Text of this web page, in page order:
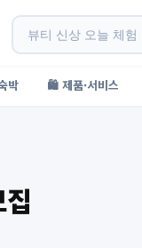
박 🛍️ 제품·서비스